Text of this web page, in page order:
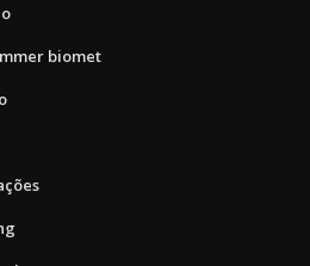
biomet